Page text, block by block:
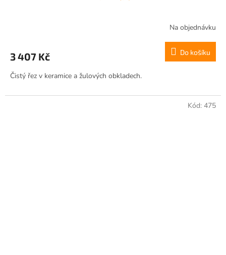
Na objednávku
3 407 Kč Do košíku
Čistý řez v keramice a žulových obkladech.
Kód: 475